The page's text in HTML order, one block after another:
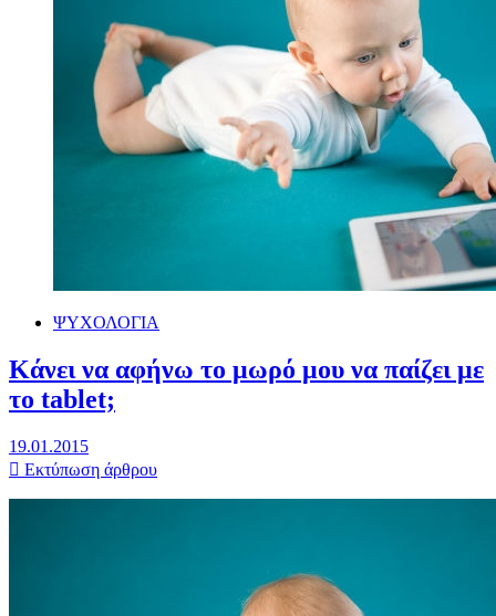
ΨΥΧΟΛΟΓΙΑ
Κάνει να αφήνω το μωρό μου να παίζει με
το tablet;
19.01.2015
Εκτύπωση άρθρου